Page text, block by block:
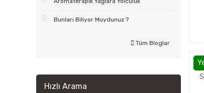
Bunları Biliyor Muydunuz ?
Tüm Bloglar
Hızlı Arama